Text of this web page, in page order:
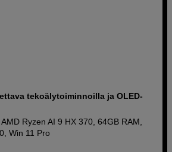
tekoälytoiminnoilla ja OLED-
Ryzen AI 9 HX 370, 64GB RAM,
Win 11 Pro